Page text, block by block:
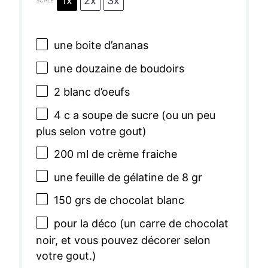
une boite d’ananas
une douzaine de boudoirs
2 blanc d’oeufs
4 c a soupe de sucre (ou un peu
plus selon votre gout)
200ml de crème fraiche
une feuille de gélatine de 8 gr
150grs de chocolat blanc
pour la déco (un carre de chocolat
noir, et vous pouvez décorer selon
votre gout.)